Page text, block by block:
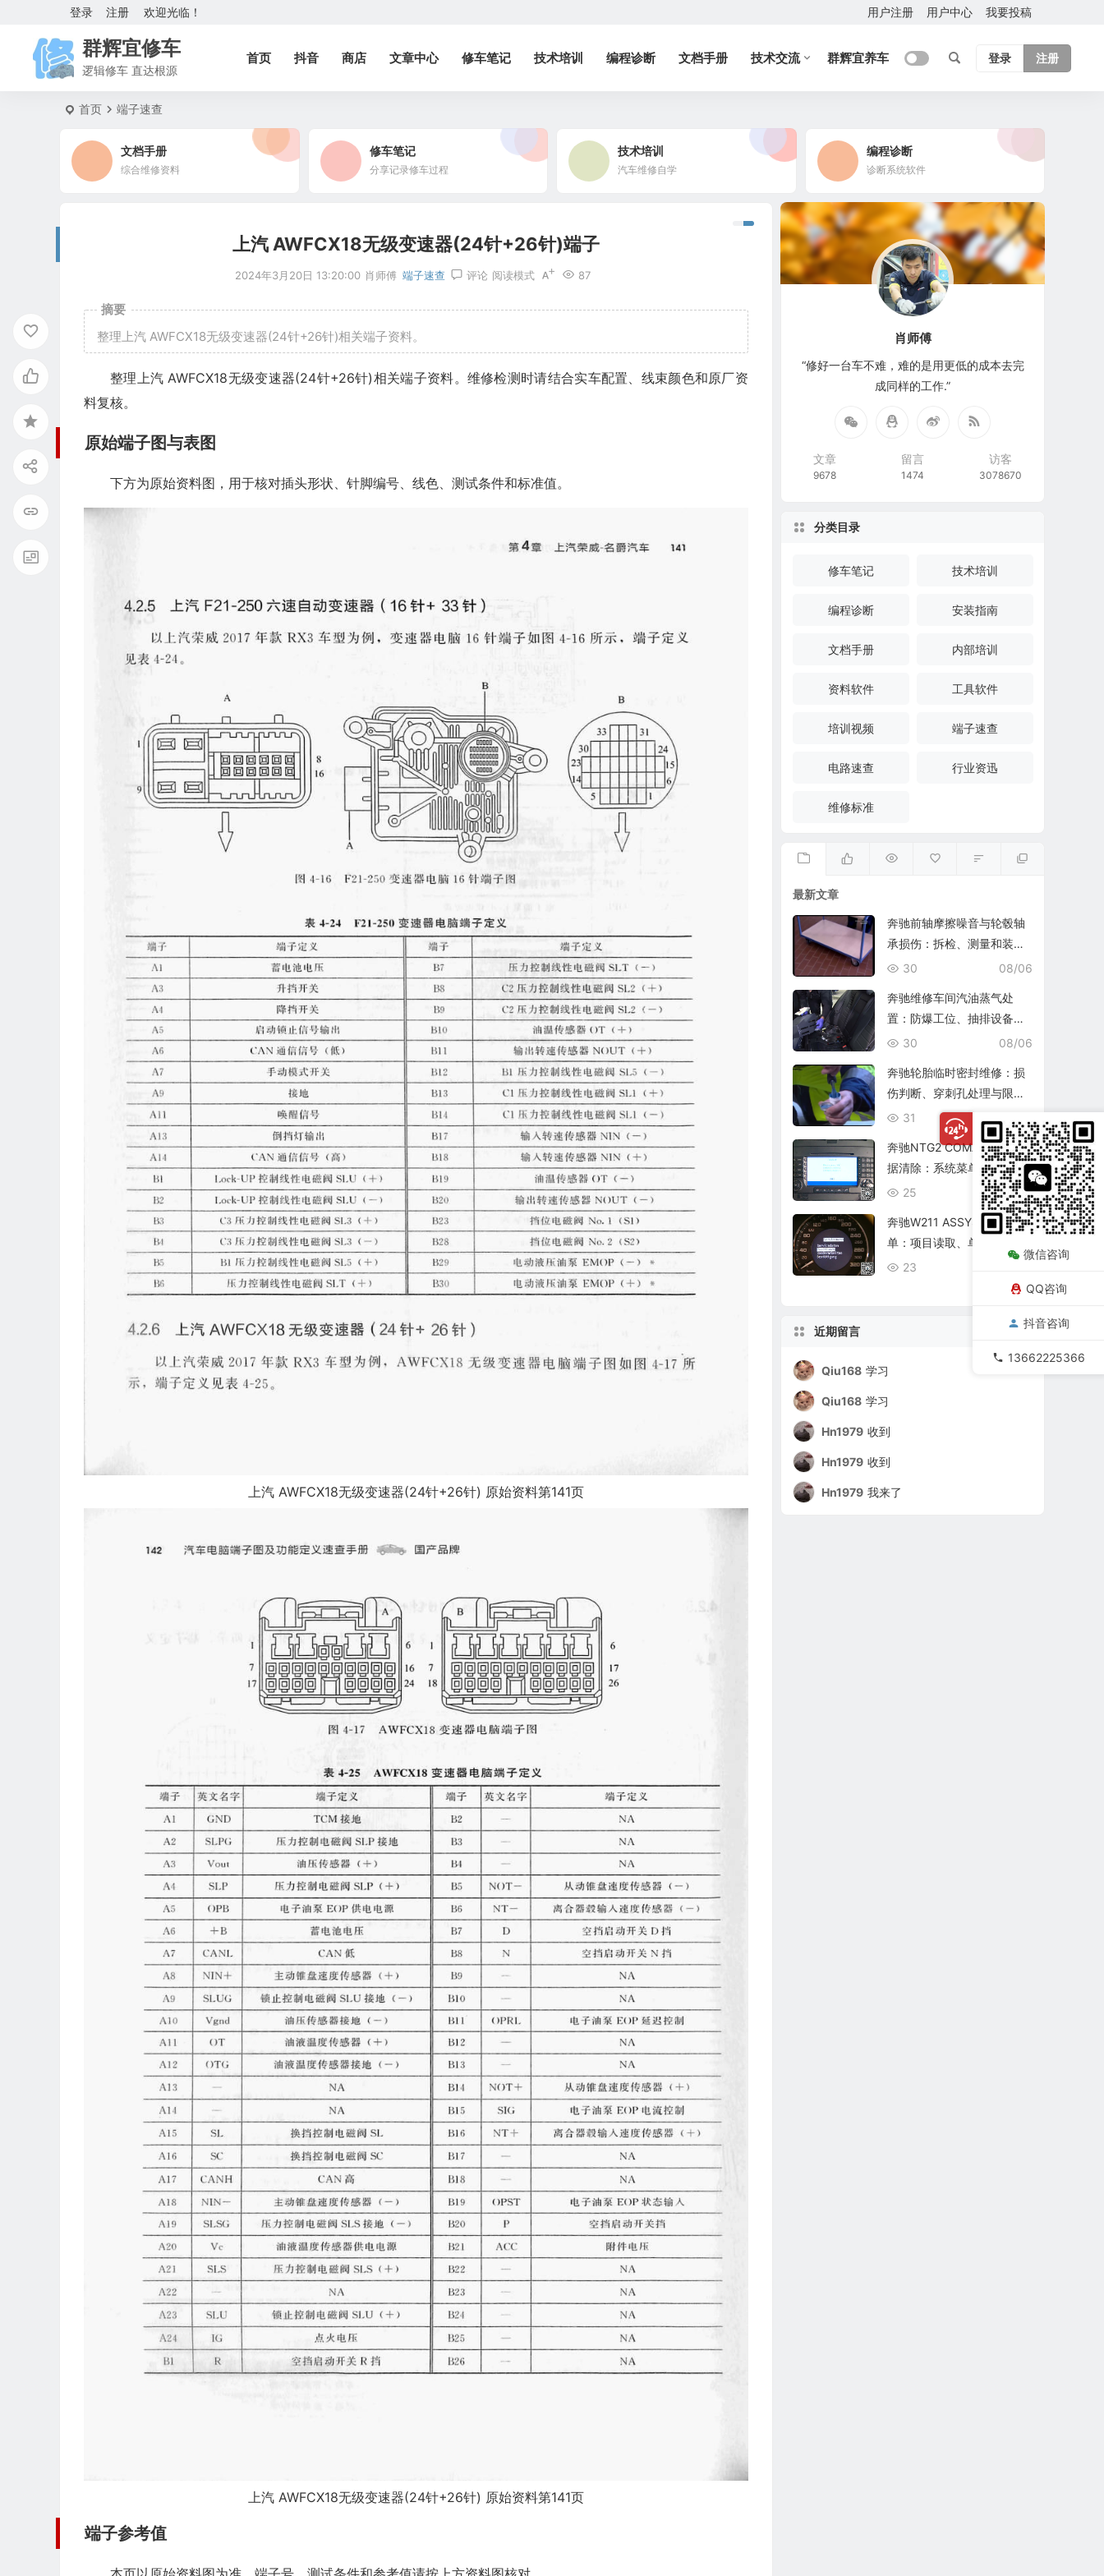
欢迎光临！
登录 注册 用户注册 用户中心 我要投稿
群辉宜修车
逻辑修车 直达根源
首页 抖音 商店 文章中心 修车笔记 技术培训 编程诊断 文档手册 技术交流 群辉宜养车 登录 注册
首页 端子速查
文档手册
综合维修资料
修车笔记
分享记录修车过程
技术培训
汽车维修自学
编程诊断
诊断系统软件
上汽 AWFCX18无级变速器(24针+26针)端子
2024年3月20日 13:20:00 肖师傅 端子速查 评论 87
阅读模式
摘要
整理上汽 AWFCX18无级变速器(24针+26针)相关端子资料。
整理上汽 AWFCX18无级变速器(24针+26针)相关端子资料。维修检测时请结合实车配置、线束颜色和原厂资
料复核。
原始端子图与表图
下方为原始资料图，用于核对插头形状、针脚编号、线色、测试条件和标准值。
上汽 AWFCX18无级变速器(24针+26针) 原始资料第141页
上汽 AWFCX18无级变速器(24针+26针) 原始资料第141页
端子参考值
肖师傅
“修好一台车不难，难的是用更低的成本去完
成同样的工作.”
文章
9678
留言
1474
访客
3078670
分类目录
修车笔记 技术培训
编程诊断 安装指南
文档手册 内部培训
资料软件 工具软件
培训视频 端子速查
电路速查 行业资迅
维修标准
最新文章
奔驰前轴摩擦噪音与轮毂轴
承损伤：拆检、测量和装复
复查
08/06
30
奔驰维修车间汽油蒸气处
置：防爆工位、抽排设备与
燃油收集
08/06
30
奔驰轮胎临时密封维修：损
伤判断、穿刺孔处理与限速
复查
08/06
31
奔驰NTG2 COMAND个人数
据清除：系统菜单、恢复出
厂与结果确认
08/06
25
奔驰W211 ASSYST保养菜
单：项目读取、单项确认与
复位核查
23
近期留言
Qiu168 学习
Qiu168 学习
Hn1979 收到
Hn1979 收到
Hn1979 我来了
微信咨询
QQ咨询
抖音咨询
13662225366